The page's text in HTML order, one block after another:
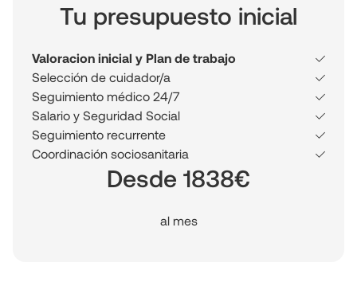
Tu presupuesto inicial
Valoracion inicial y Plan de trabajo
Selección de cuidador/a
Seguimiento médico 24/7
Salario y Seguridad Social
Seguimiento recurrente
Coordinación sociosanitaria
Desde 1838€
al mes